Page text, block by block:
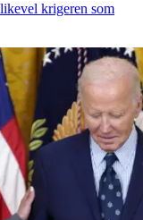
krigeren som